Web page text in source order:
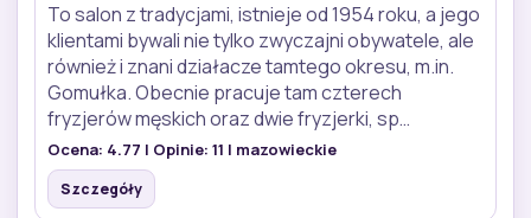
To salon z tradycjami, istnieje od 1954 roku, a jego
klientami bywali nie tylko zwyczajni obywatele, ale
również i znani działacze tamtego okresu, m.in.
Gomułka. Obecnie pracuje tam czterech
fryzjerów męskich oraz dwie fryzjerki, sp…
Ocena: 4.77 | Opinie: 11 | mazowieckie
Szczegóły